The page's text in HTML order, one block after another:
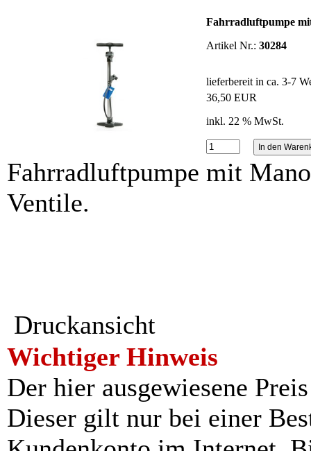
Fahrradluftpumpe
Artikel Nr.: 30284
lieferbereit in ca. 3-7
36,50 EUR
inkl. 22 % MwSt.
Fahrradluftpumpe mit
Ventile.
Druckansicht
Wichtiger Hinweis
Der hier ausgewiesene
Dieser gilt nur bei einer